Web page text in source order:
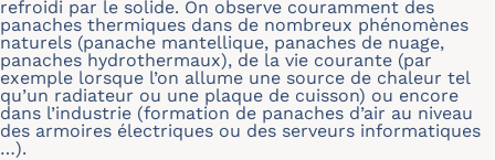
refroidi par le solide. On observe couramment des
panaches thermiques dans de nombreux phénomènes
naturels (panache mantellique, panaches de nuage,
panaches hydrothermaux), de la vie courante (par
exemple lorsque l’on allume une source de chaleur tel
qu’un radiateur ou une plaque de cuisson) ou encore
dans l’industrie (formation de panaches d’air au niveau
des armoires électriques ou des serveurs informatiques
…).